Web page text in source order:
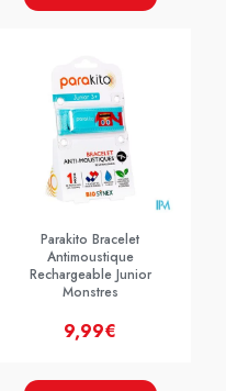
Parakito Bracelet
Antimoustique
Rechargeable Junior
Monstres
9,99€